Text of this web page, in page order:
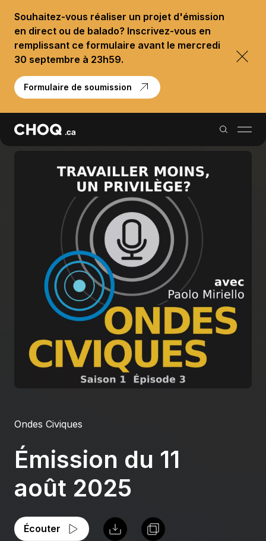
Souhaitez-vous réaliser un projet d'émission
en direct ou de balado? Inscrivez-vous en
remplissant ce formulaire avant le mercredi
30 septembre à 23h59.
Formulaire de soumission
Balados
Reportages
Palmarès
À propos
S'impliquer
Carrière
Location studio
Ondes Civiques
Émission du 11
août 2025
Écouter